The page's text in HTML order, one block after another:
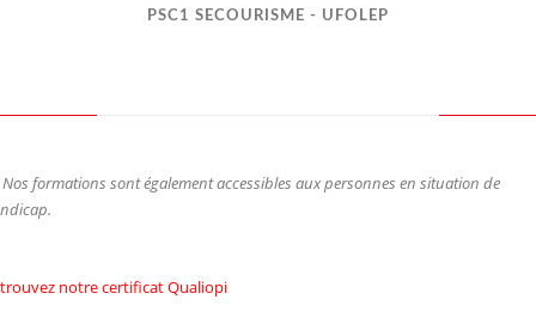
PSC1 SECOURISME - UFOLEP
Nos formations sont également accessibles aux personnes en situation de
notre certificat Qualiopi